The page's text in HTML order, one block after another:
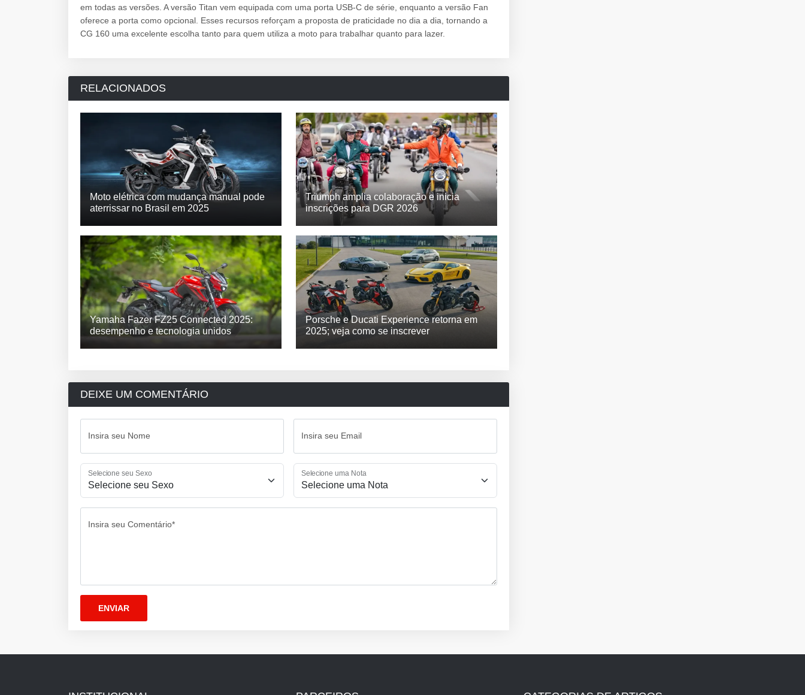
em todas as versões. A versão Titan vem equipada com uma porta USB-C de série, enquanto a versão Fan
oferece a porta como opcional. Esses recursos reforçam a proposta de praticidade no dia a dia, tornando a
CG 160 uma excelente escolha tanto para quem utiliza a moto para trabalhar quanto para lazer.
RELACIONADOS
Moto elétrica com mudança manual pode
aterrissar no Brasil em 2025
Triumph amplia colaboração e inicia
inscrições para DGR 2026
Yamaha Fazer FZ25 Connected 2025:
desempenho e tecnologia unidos
Porsche e Ducati Experience retorna em
2025; veja como se inscrever
DEIXE UM COMENTÁRIO
Insira seu Nome Insira seu Email
Selecione seu Sexo Selecione uma Nota
Insira seu Comentário*